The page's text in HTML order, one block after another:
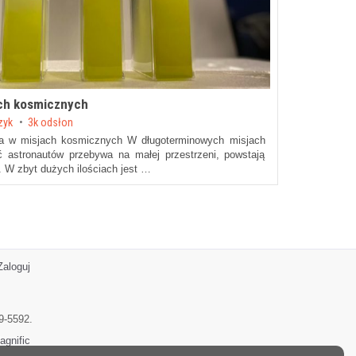
kosmicznych
3k odsłon
w misjach kosmicznych W długoterminowych misjach
przebywa na małej przestrzeni, powstają
W zbyt dużych ilościach jest …
5592.